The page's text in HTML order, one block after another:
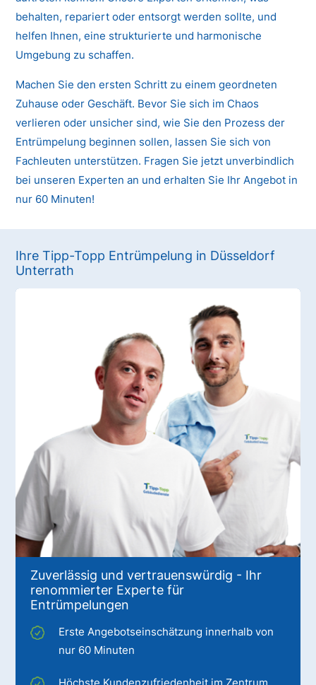
behalten, repariert oder entsorgt werden sollte, und
helfen Ihnen, eine strukturierte und harmonische
Umgebung zu schaffen.
Machen Sie den ersten Schritt zu einem geordneten
Zuhause oder Geschäft. Bevor Sie sich im Chaos
verlieren oder unsicher sind, wie Sie den Prozess der
Entrümpelung beginnen sollen, lassen Sie sich von
Fachleuten unterstützen. Fragen Sie jetzt unverbindlich
bei unseren Experten an und erhalten Sie Ihr Angebot in
nur 60 Minuten!
Ihre Tipp-Topp Entrümpelung in Düsseldorf
Unterrath
Zuverlässig und vertrauenswürdig - Ihr
renommierter Experte für
Entrümpelungen
Erste Angebotseinschätzung innerhalb von
nur 60 Minuten